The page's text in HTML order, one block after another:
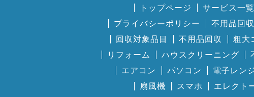
トップページ サービス一覧
プライバシーポリシー
不用品回
回収対象品目
不用品回収 粗大
リフォーム
ハウスクリーニング
エアコン
パソコン 電子レン
扇風機
スマホ エレクト